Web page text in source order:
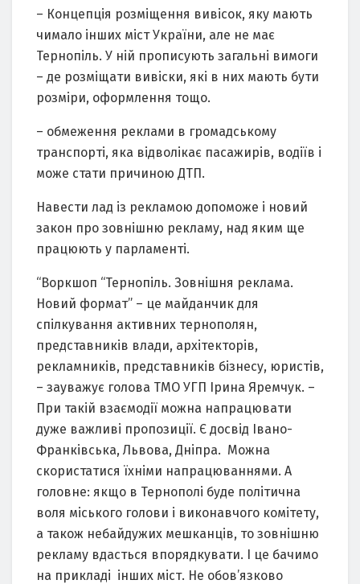
– Концепція розміщення вивісок, яку мають
чимало інших міст України, але не має
Тернопіль. У ній прописують загальні вимоги
– де розміщати вивіски, які в них мають бути
розміри, оформлення тощо.
– обмеження реклами в громадському
транспорті, яка відволікає пасажирів, водіїв і
може стати причиною ДТП.
Навести лад із рекламою допоможе і новий
закон про зовнішню рекламу, над яким ще
працюють у парламенті.
“Воркшоп “Тернопіль. Зовнішня реклама.
Новий формат” – це майданчик для
спілкування активних тернополян,
представників влади, архітекторів,
рекламників, представників бізнесу, юристів,
– зауважує голова ТМО УГП Ірина Яремчук. –
При такій взаємодії можна напрацювати
дуже важливі пропозиції. Є досвід Івано-
Франківська, Львова, Дніпра. Можна
скористатися їхніми напрацюваннями. А
головне: якщо в Тернополі буде політична
воля міського голови і виконавчого комітету,
а також небайдужих мешканців, то зовнішню
рекламу вдасться впорядкувати. І це бачимо
на прикладі інших міст. Не обов’язково